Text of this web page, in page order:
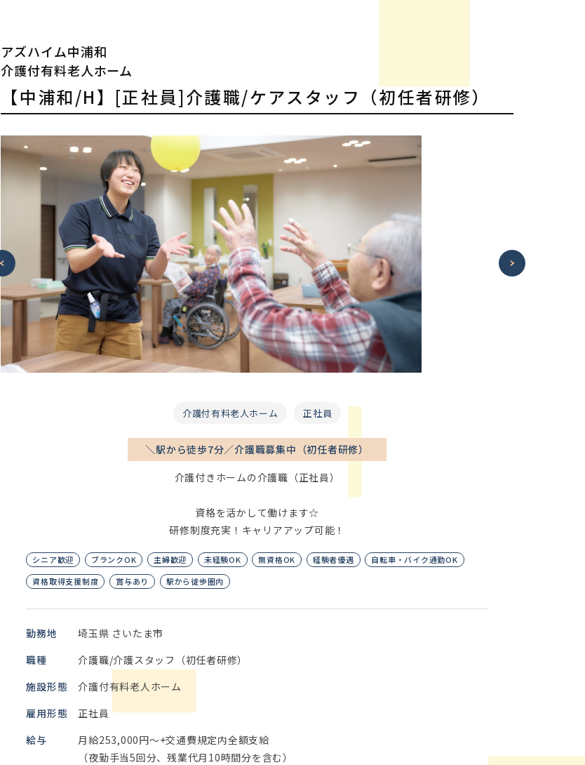
アズハイム中浦和
介護付有料老人ホーム
【中浦和/H】[正社員]介護職/ケアスタッフ（初任者研修）
介護付有料老人ホーム 正社員
＼駅から徒歩7分／介護職募集中（初任者研修）
介護付きホームの介護職（正社員）
資格を活かして働けます☆
研修制度充実！キャリアアップ可能！
シニア歓迎 ブランクOK 主婦歓迎 未経験OK 無資格OK 経験者優遇
自転車・バイク通勤OK
資格取得支援制度
賞与あり 駅から徒歩圏内
勤務地
埼玉県 さいたま市
職種
介護職/介護スタッフ（初任者研修）
施設形態
介護付有料老人ホーム
雇用形態
正社員
給与
月給253,000円～+交通費規定内全額支給
（夜勤手当5回分、残業代月10時間分を含む）